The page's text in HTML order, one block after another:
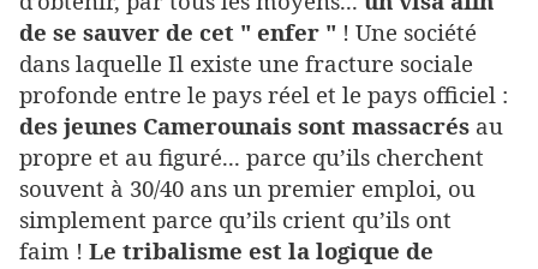
de se sauver de cet " enfer " ! Une société
dans laquelle Il existe une fracture sociale
profonde entre le pays réel et le pays officiel :
des jeunes Camerounais sont massacrés au
propre et au figuré... parce qu’ils cherchent
souvent à 30/40 ans un premier emploi, ou
simplement parce qu’ils crient qu’ils ont
faim ! Le tribalisme est la logique de